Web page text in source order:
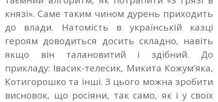
князі». Саме таким чином дурень приходить
до влади. Натомість в українській казці
героям доводиться досить складно, навіть
якщо він талановитий і здібний. До
прикладу: Івасик-телесик, Микита Кожум’яка,
Котигорошко та інші. З цього можна зробити
висновок, що росіяни, так само, як і у своїх